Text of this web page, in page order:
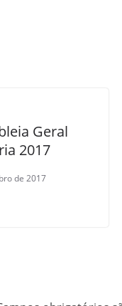
Geral
2017
de 2017